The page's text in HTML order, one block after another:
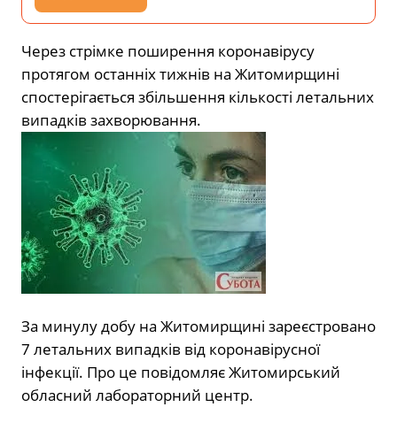
Через стрімке поширення коронавірусу
протягом останніх тижнів на Житомирщині
спостерігається збільшення кількості летальних
випадків захворювання.
За минулу добу на Житомирщині зареєстровано
7 летальних випадків від коронавірусної
інфекції. Про це повідомляє Житомирський
обласний лабораторний центр.